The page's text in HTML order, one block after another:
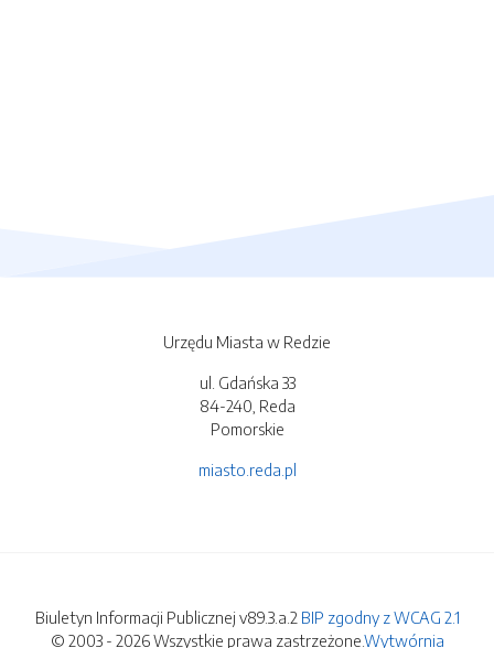
Urzędu Miasta w Redzie
ul. Gdańska 33
84-240, Reda
Pomorskie
miasto.reda.pl
Biuletyn Informacji Publicznej v89.3.a.2 BIP zgodny z WCAG 2.1
© 2003 - 2026 Wszystkie prawa zastrzeżone.Wytwórnia